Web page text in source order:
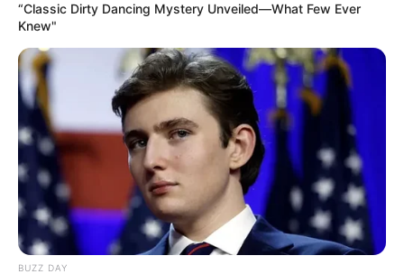
“Classic Dirty Dancing Mystery Unveiled—What Few Ever
Knew"
BUZZ DAY